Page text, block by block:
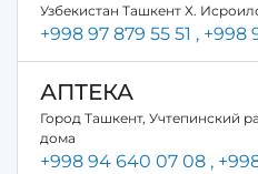
Узбекистан Ташкент Х.
+998 97 879 55 51 , +998
АПТЕКА
Город Ташкент, Учтепинский
дома
+998 94 640 07 08 ,